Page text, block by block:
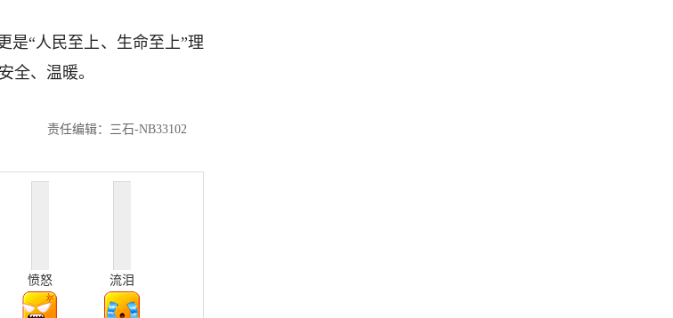
是“人民至上、生命至上”理
全、温暖。
责任编辑：三石-NB33102
愤怒 流泪